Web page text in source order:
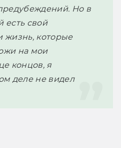
Но в
есть свой
жизнь, которые
на мои
концов, я
деле не видел